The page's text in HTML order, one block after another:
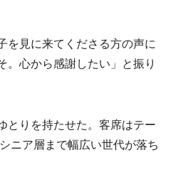
を見に来てくださる方の声に
心から感謝したい」と振り
とりを持たせた。客席はテー
ニア層まで幅広い世代が落ち